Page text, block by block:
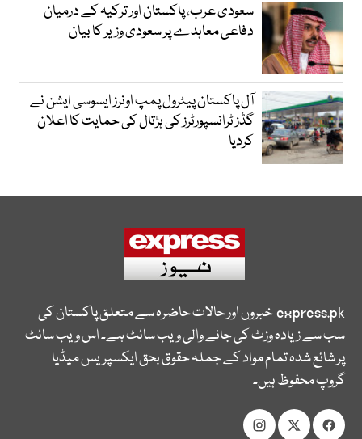
سعودی عرب، پاکستان اور ترکیہ کے درمیان
دفاعی معاہدے پر سعودی وزیر کا بیان
آل پاکستان پیٹرول پمپ اونرز ایسوسی ایشن نے
گڈز ٹرانسپورٹرز کی ہڑتال کی حمایت کا اعلان
کردیا
express.pkخبروں اور حالات حاضرہ سے متعلق پاکستان کی
سب سے زیادہ وزٹ کی جانے والی ویب سائٹ ہے۔ اس ویب سائٹ
پر شائع شدہ تمام مواد کے جملہ حقوق بحق ایکسپریس میڈیا
گروپ محفوظ ہیں۔